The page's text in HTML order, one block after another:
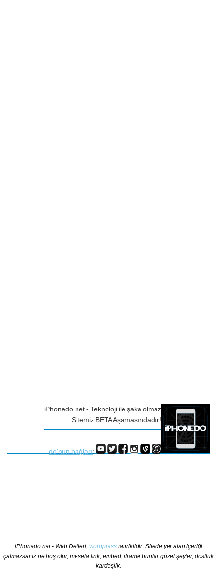
iPhonedo.net - Teknoloji ile şaka olmaz
Sitemiz BETA Aşamasındadır!
do'nun bağları:
iPhonedo.net - Web Defteri, wordpresstahriklidir. Sitede yer alan içeriği
çalmazsanız ne hoş olur, mesela link, embed, iframe bunlar güzel şeyler, dostluk
kardeşlik.